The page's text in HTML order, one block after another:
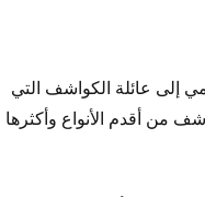
إلى عائلة الكواشف التي
من أقدم الأنواع وأكثرها